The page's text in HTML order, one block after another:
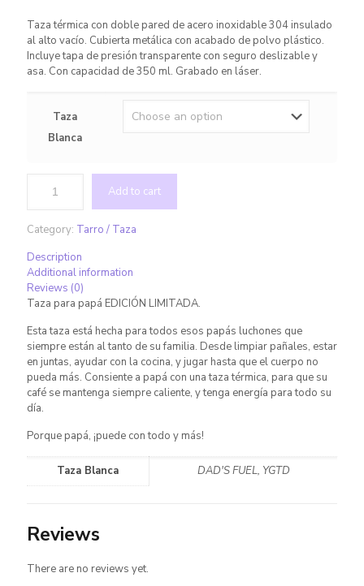
Taza térmica con doble pared de acero inoxidable 304 insulado
al alto vacío. Cubierta metálica con acabado de polvo plástico.
Incluye tapa de presión transparente con seguro deslizable y
asa. Con capacidad de 350 ml. Grabado en láser.
Taza
Blanca
Add to cart
Category: Tarro / Taza
Description
Additional information
Reviews (0)
Taza para papá EDICIÓN LIMITADA.
Esta taza está hecha para todos esos papás luchones que
siempre están al tanto de su familia. Desde limpiar pañales, estar
en juntas, ayudar con la cocina, y jugar hasta que el cuerpo no
pueda más. Consiente a papá con una taza térmica, para que su
café se mantenga siempre caliente, y tenga energía para todo su
día.
Porque papá, ¡puede con todo y más!
Taza Blanca DAD'S FUEL, YGTD
Reviews
There are no reviews yet.